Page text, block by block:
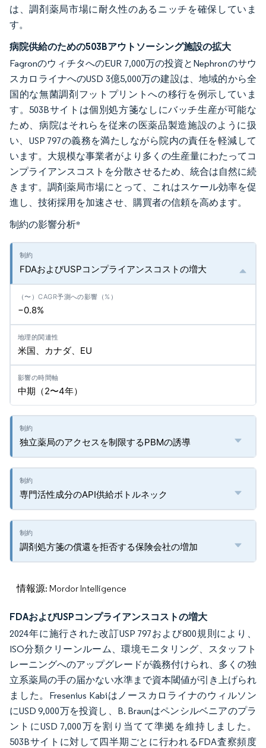
は、調剤薬局市場に耐久性のあるニッチを確保していま
す。
病院供給のための503Bアウトソーシング施設の拡大
FagronのウィチタへのEUR 7,000万の投資とNephronのサウ
スカロライナへのUSD 3億5,000万の建設は、地域的から全
国的な無菌調剤フットプリントへの移行を例示していま
す。503Bサイトは個別処方箋なしにバッチ生産が可能な
ため、病院はそれらを従来の医薬品製造施設のように扱
い、USP 797の義務を満たしながら院内の責任を軽減して
います。大規模な事業者がより多くの生産量にわたってコ
ンプライアンスコストを分散させるため、統合は自然に続
きます。調剤薬局市場にとって、これはスケール効率を促
進し、技術採用を加速させ、購買者の信頼を高めます。
制約の影響分析*
FDAおよびUSPコンプライアンスコストの増大
−0.8%
米国、カナダ、EU
中期（2〜4年）
独立薬局のアクセスを制限するPBMの誘導
専門活性成分のAPI供給ボトルネック
調剤処方箋の償還を拒否する保険会社の増加
情報源: Mordor Intelligence
FDAおよびUSPコンプライアンスコストの増大
2024年に施行された改訂USP 797および800規則により、
ISO分類クリーンルーム、環境モニタリング、スタッフト
レーニングへのアップグレードが義務付けられ、多くの独
立系薬局の手の届かない水準まで資本閾値が引き上げられ
ました。Fresenius Kabiはノースカロライナのウィルソン
にUSD 9,000万を投資し、B. Braunはペンシルベニアのプラ
ントにUSD 7,000万を割り当てて準拠を維持しました。
503Bサイトに対して四半期ごとに行われるFDA査察頻度